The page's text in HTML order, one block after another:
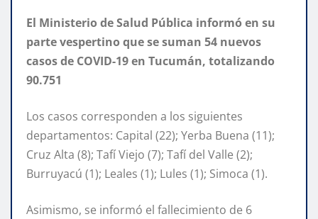
El Ministerio de Salud Pública informó en su
parte vespertino que se suman 54 nuevos
casos de COVID-19 en Tucumán, totalizando
90.751
Los casos corresponden a los siguientes
departamentos: Capital (22); Yerba Buena (11);
Cruz Alta (8); Tafí Viejo (7); Tafí del Valle (2);
Burruyacú (1); Leales (1); Lules (1); Simoca (1).
Asimismo, se informó el fallecimiento de 6